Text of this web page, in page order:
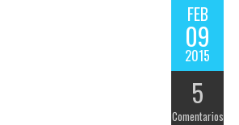
FEB
09
2015
5
Comentarios